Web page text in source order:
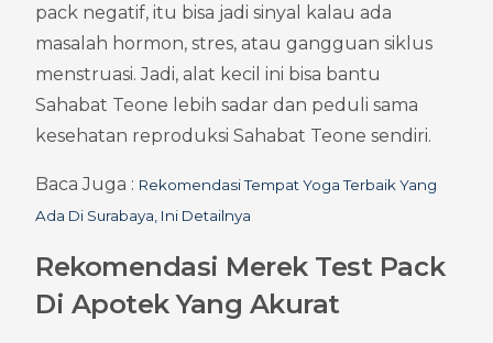
pack negatif, itu bisa jadi sinyal kalau ada
masalah hormon, stres, atau gangguan siklus
menstruasi. Jadi, alat kecil ini bisa bantu
Sahabat Teone lebih sadar dan peduli sama
kesehatan reproduksi Sahabat Teone sendiri.
Baca Juga : Rekomendasi Tempat Yoga Terbaik Yang
Ada Di Surabaya, Ini Detailnya
Rekomendasi Merek Test Pack
Di Apotek Yang Akurat